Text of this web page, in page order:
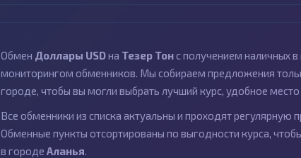
Обмен Доллары USDна Тезер Тонс получением наличных
мониторингом обменников. Мы собираем предложения
городе, чтобы вы могли выбрать лучший курс, удобное
Все обменники из списка актуальны и проходят регулярную
Обменные пункты отсортированы по выгодности курса,
в городе Аланья.